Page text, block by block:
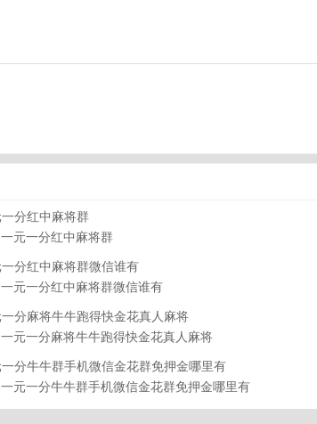
一元一分红中麻将群
一元一分红中麻将群微信谁有
一元一分麻将牛牛跑得快金花真人麻将
一元一分牛牛群手机微信金花群免押金哪里有